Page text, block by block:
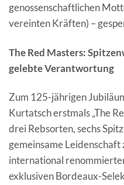
genossenschaftlichen
vereinten Kräften) –
The Red Masters:
gelebte Verantwortung
Zum 125-jährigen
Kurtatsch erstmals „The
drei Rebsorten, sechs
gemeinsame
international
exklusiven Bordeaux-